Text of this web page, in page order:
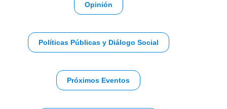
Opinión
Políticas Públicas y Diálogo Social
Próximos Eventos